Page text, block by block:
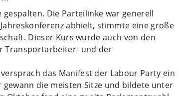
Die Parteilinke war generell
abhielt, stimmte eine große
Dieser Kurs wurde auch von den
Transportarbeiter- und der
das Manifest der Labour Party ein
die meisten Sitze und bildete unter